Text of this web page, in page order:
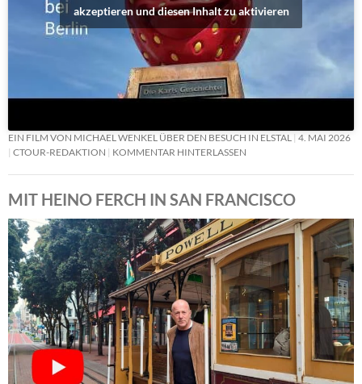
akzeptieren und diesen Inhalt zu aktivieren
EIN FILM VON MICHAEL WENKEL ÜBER DEN BESUCH IN ELSTAL 4. MAI 2026
CTOUR-REDAKTION
KOMMENTAR HINTERLASSEN
MIT HEINO FERCH IN SAN FRANCISCO